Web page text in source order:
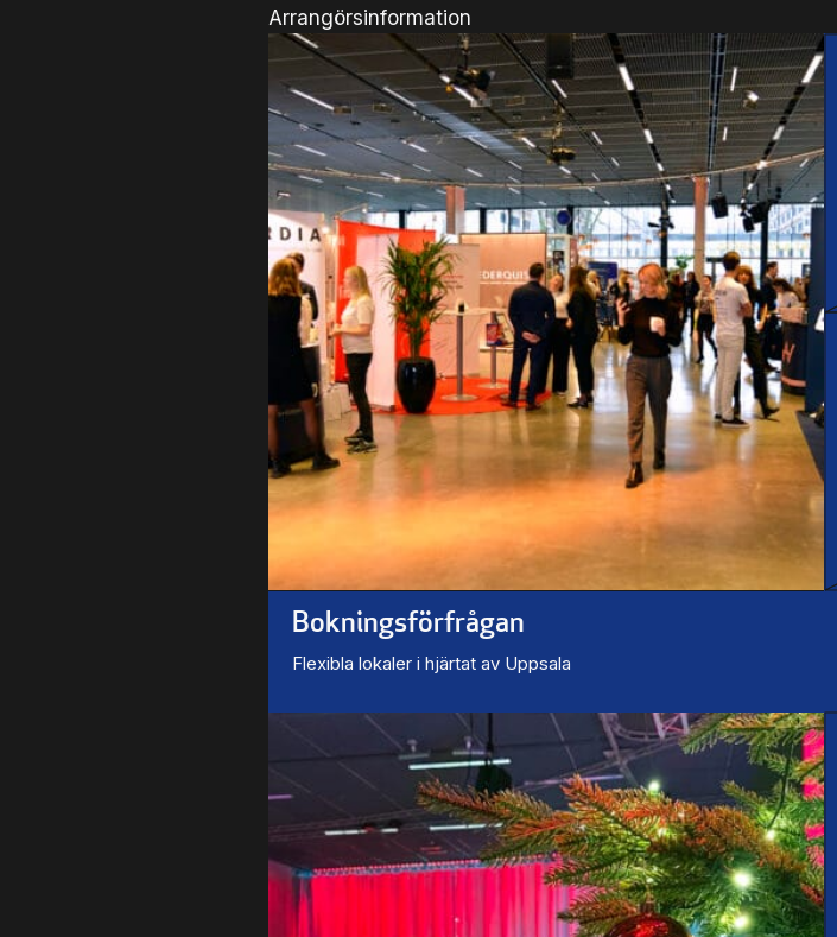
Arrangörsinformation
Bokningsförfrågan
Flexibla lokaler i hjärtat av Uppsala